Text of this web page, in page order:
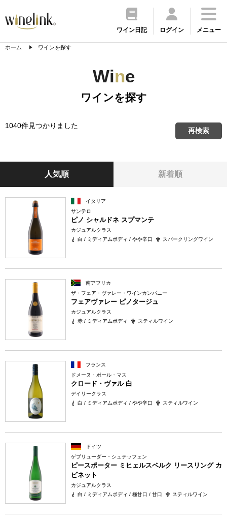
ワイン日記 ログイン メニュー
ホーム ワインを探す
Wine
ワインを探す
1040件見つかりました
再検索
人気順 新着順
イタリア
サンテロ
ピノ シャルドネ スプマンテ
カジュアルクラス
白 / ミディアムボディ / やや辛口
スパークリングワイン
南アフリカ
ザ・フェア・ヴァレー・ワインカンパニー
フェアヴァレー ピノタージュ
カジュアルクラス
赤 / ミディアムボディ
スティルワイン
フランス
ドメーヌ・ポール・マス
クロード・ヴァル 白
デイリークラス
白 / ミディアムボディ / やや辛口
スティルワイン
ドイツ
ゲブリューダー・シュテッフェン
ピースポーター ミヒェルスベルク リースリング カ
ビネット
カジュアルクラス
白 / ミディアムボディ / 極甘口 / 甘口
スティルワイン